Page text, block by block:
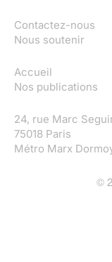
Contactez-nous
Nous soutenir
Accueil
Nos publications
24, rue Marc
75018 Paris
Métro Marx
©